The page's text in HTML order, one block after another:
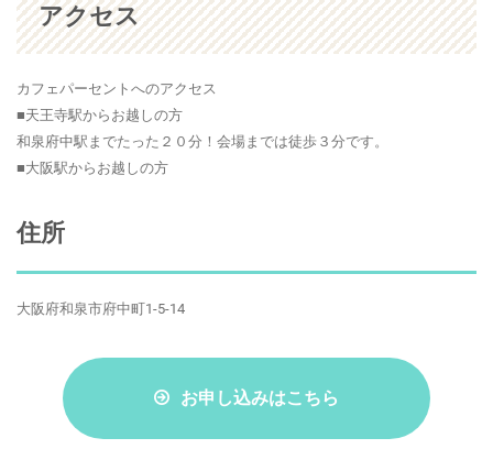
アクセス
カフェパーセントへのアクセス
■天王寺駅からお越しの方
和泉府中駅までたった２０分！会場までは徒歩３分です。
■大阪駅からお越しの方
住所
大阪府和泉市府中町1-5-14
お申し込みはこちら